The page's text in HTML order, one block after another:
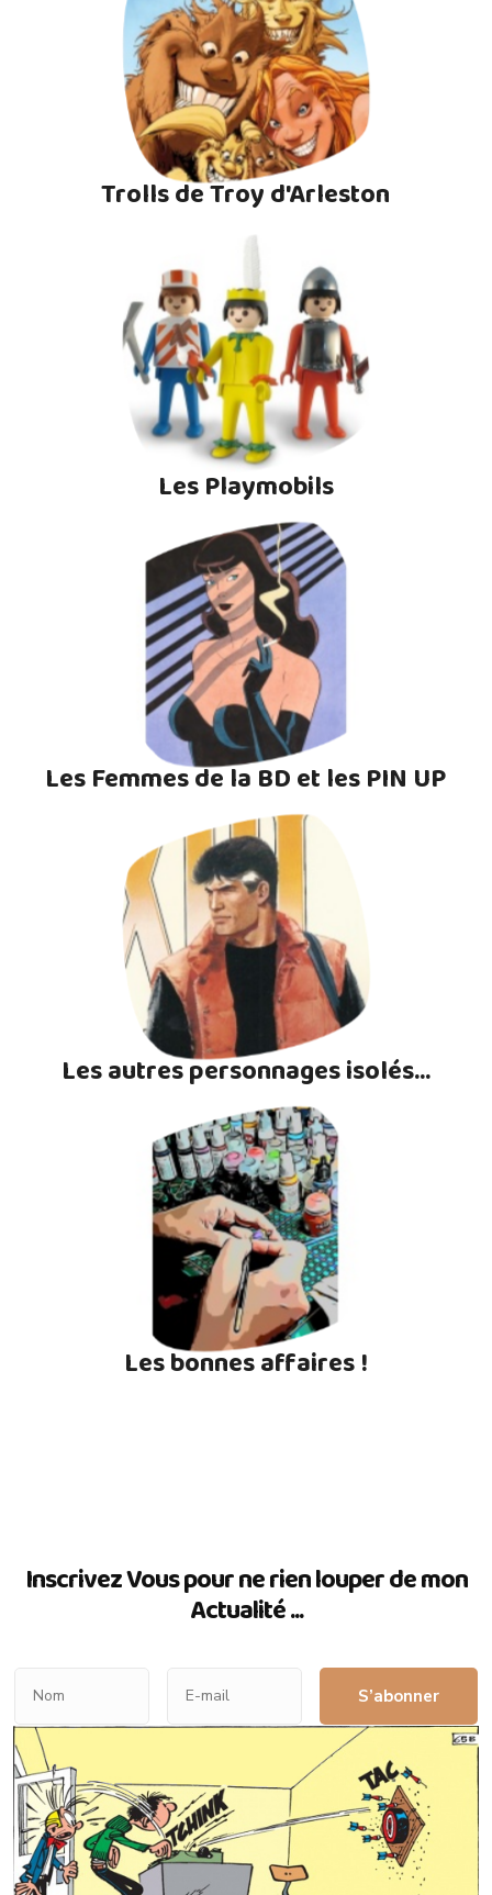
Trolls de Troy d'Arleston
Les Playmobils
Les Femmes de la BD et les PIN UP
Les autres personnages isolés...
Les bonnes affaires !
Inscrivez Vous pour ne rien louper de mon
Actualité ...
S’abonner